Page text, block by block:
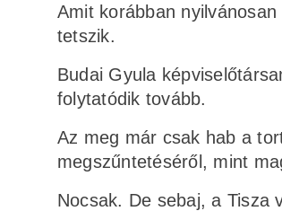
Amit korábban
tetszik.
Budai Gyula
folytatódik tovább.
Az meg már csak hab a
megszűntetéséről, mint
Nocsak. De sebaj, a Tisza